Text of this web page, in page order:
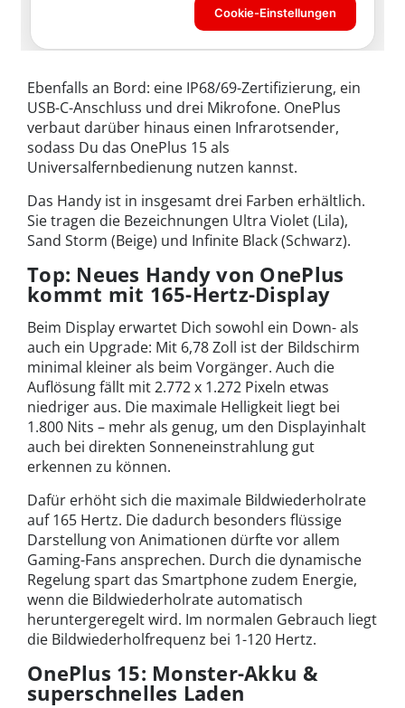
Ebenfalls an Bord: eine IP68/69-Zertifizierung, ein
USB-C-Anschluss und drei Mikrofone. OnePlus
verbaut darüber hinaus einen Infrarotsender,
sodass Du das OnePlus 15 als
Universalfernbedienung nutzen kannst.
Das Handy ist in insgesamt drei Farben erhältlich.
Sie tragen die Bezeichnungen Ultra Violet (Lila),
Sand Storm (Beige) und Infinite Black (Schwarz).
Top: Neues Handy von OnePlus
kommt mit 165-Hertz-Display
Beim Display erwartet Dich sowohl ein Down- als
auch ein Upgrade: Mit 6,78 Zoll ist der Bildschirm
minimal kleiner als beim Vorgänger. Auch die
Auflösung fällt mit 2.772 x 1.272 Pixeln etwas
niedriger aus. Die maximale Helligkeit liegt bei
1.800 Nits – mehr als genug, um den Displayinhalt
auch bei direkten Sonneneinstrahlung gut
erkennen zu können.
Dafür erhöht sich die maximale Bildwiederholrate
auf 165 Hertz. Die dadurch besonders flüssige
Darstellung von Animationen dürfte vor allem
Gaming-Fans ansprechen. Durch die dynamische
Regelung spart das Smartphone zudem Energie,
wenn die Bildwiederholrate automatisch
heruntergeregelt wird. Im normalen Gebrauch liegt
die Bildwiederholfrequenz bei 1-120 Hertz.
OnePlus 15: Monster-Akku &
superschnelles Laden